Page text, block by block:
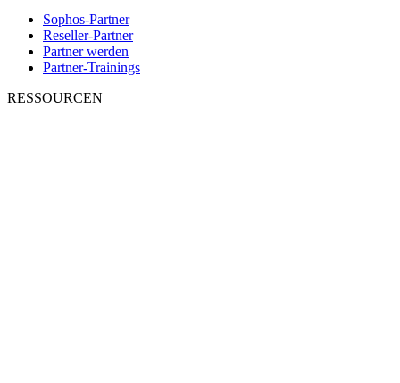
Sophos-Partner
Reseller-Partner
Partner werden
Partner-Trainings
RESSOURCEN